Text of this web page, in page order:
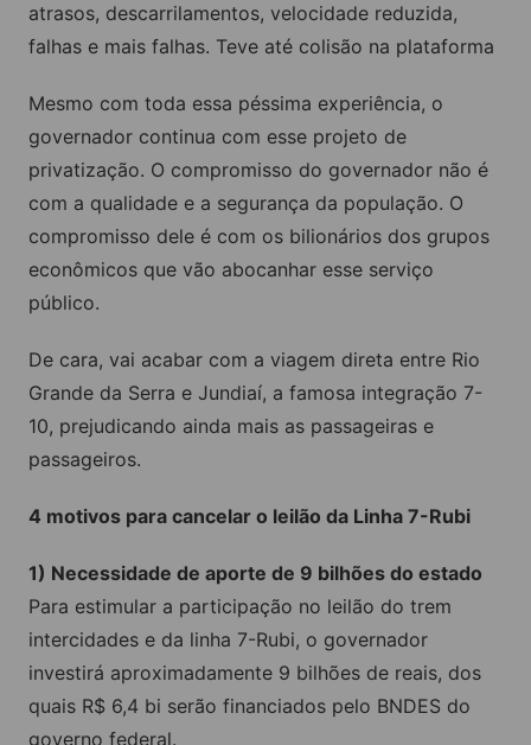
atrasos, descarrilamentos, velocidade reduzida,
falhas e mais falhas. Teve até colisão na plataforma
Mesmo com toda essa péssima experiência, o
governador continua com esse projeto de
privatização. O compromisso do governador não é
com a qualidade e a segurança da população. O
compromisso dele é com os bilionários dos grupos
econômicos que vão abocanhar esse serviço
público.
De cara, vai acabar com a viagem direta entre Rio
Grande da Serra e Jundiaí, a famosa integração 7-
10, prejudicando ainda mais as passageiras e
passageiros.
4 motivos para cancelar o leilão da Linha 7-Rubi
1) Necessidade de aporte de 9 bilhões do estado
Para estimular a participação no leilão do trem
intercidades e da linha 7-Rubi, o governador
investirá aproximadamente 9 bilhões de reais, dos
quais R$ 6,4 bi serão financiados pelo BNDES do
governo federal.